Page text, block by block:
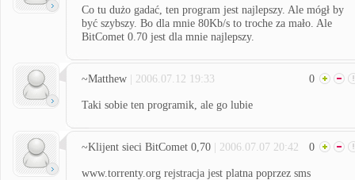
Co tu dużo gadać, ten program jest najlepszy. Ale mógł by
być szybszy. Bo dla mnie 80Kb/s to troche za mało. Ale
BitComet 0.70 jest dla mnie najlepszy.
~Matthew | 2006.07.12 19:33 0
Taki sobie ten programik, ale go lubie
~Klijent sieci BitComet 0,70 | 2006.07.07 20:42 0
www.torrenty.org rejstracja jest platna poprzez sms